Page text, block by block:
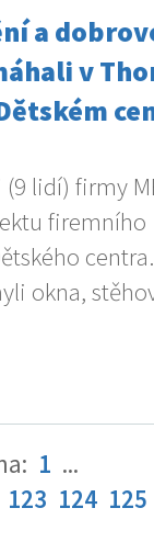
a
v
lidí) firmy
firemního
centra.
okna,
1 ...
123 124 125